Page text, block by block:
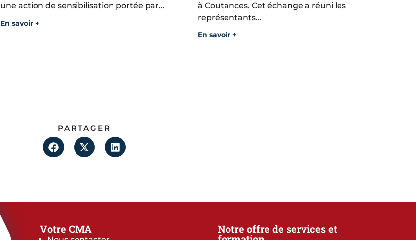
une action de sensibilisation portée par...
En savoir +
à Coutances. Cet échange a réuni les
représentants...
En savoir +
PARTAGER
Votre CMA Notre offre de services et